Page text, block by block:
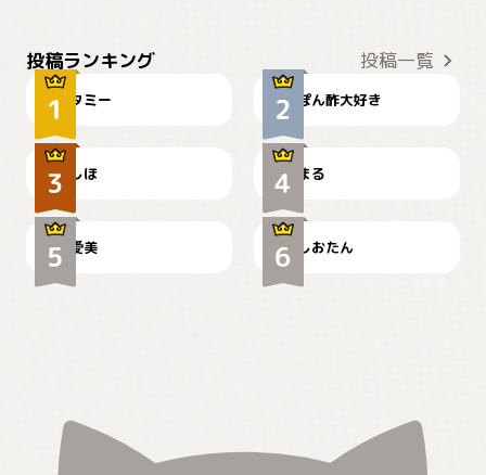
投稿ランキング 投稿一覧
タミー ぽん酢大好き
お弁当になりたいにゃ😽
しほ
🤦‍♀️
まる
かわいい毛玉つき
爱美
暑い日が続くにゃ
しおたん